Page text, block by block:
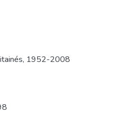
1952-2008